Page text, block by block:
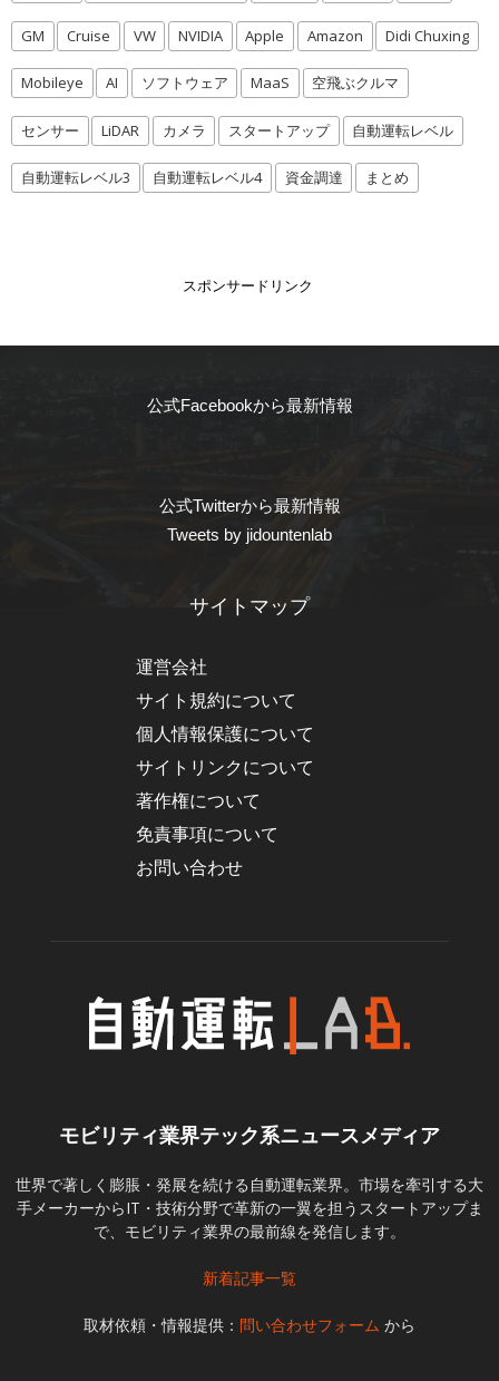
GM Cruise VW NVIDIA Apple Amazon Didi Chuxing
Mobileye AI ソフトウェア MaaS 空飛ぶクルマ
センサー LiDAR カメラ スタートアップ 自動運転レベル
自動運転レベル3 自動運転レベル4 資金調達 まとめ
スポンサードリンク
公式Facebookから最新情報
公式Twitterから最新情報
Tweets by jidountenlab
サイトマップ
運営会社
サイト規約について
個人情報保護について
サイトリンクについて
著作権について
免責事項について
お問い合わせ
モビリティ業界テック系ニュースメディア
世界で著しく膨脹・発展を続ける自動運転業界。市場を牽引する大
手メーカーからIT・技術分野で革新の一翼を担うスタートアップま
で、モビリティ業界の最前線を発信します。
新着記事一覧
取材依頼・情報提供： 問い合わせフォーム から